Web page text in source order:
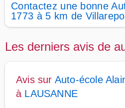
Contactez une bonne
1773 à 5 km de
Les derniers avis de
Avis sur Auto-école
à LAUSANNE